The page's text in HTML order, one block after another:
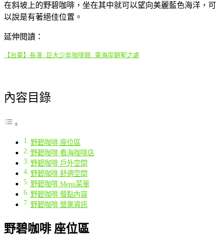
在斜坡上的野碧咖啡，坐在其中就可以望向美麗藍色海洋，可
以說是有著絕佳位置。
延伸閱讀：
【台東】長濱 巨大少年咖啡館 東海岸朝聖之處
內容目錄
野碧咖啡 座位區
野碧咖啡 看海咖啡店
野碧咖啡 戶外空間
野碧咖啡 舒適空間
野碧咖啡 Menu菜單
野碧咖啡 餐點內容
野碧咖啡 營業資訊
野碧咖啡 座位區